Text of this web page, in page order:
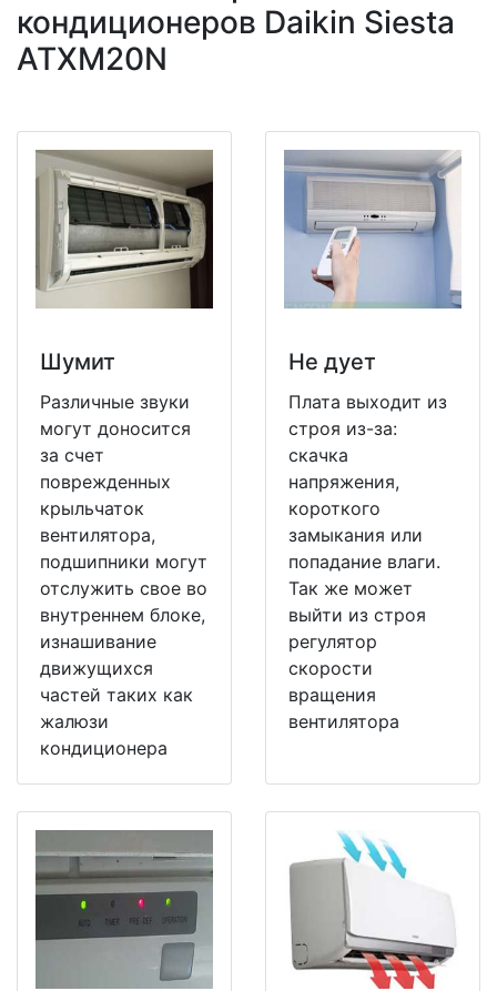
кондиционеров Daikin Siesta
ATXM20N
Шумит
Различные звуки
могут доносится
за счет
поврежденных
крыльчаток
вентилятора,
подшипники могут
отслужить свое во
внутреннем блоке,
изнашивание
движущихся
частей таких как
жалюзи
кондиционера
Не дует
Плата выходит из
строя из-за:
скачка
напряжения,
короткого
замыкания или
попадание влаги.
Так же может
выйти из строя
регулятор
скорости
вращения
вентилятора